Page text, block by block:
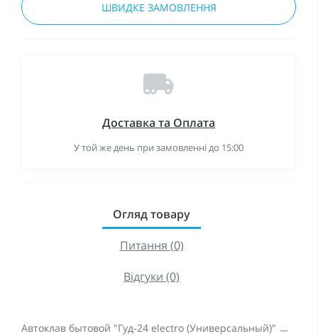
ШВИДКЕ ЗАМОВЛЕННЯ
Доставка та Оплата
У той же день при замовленні до 15:00
Огляд товару
Питання (0)
Відгуки (0)
Автоклав бытовой "Гуд-24 electro (Универсальный)" ㅡ